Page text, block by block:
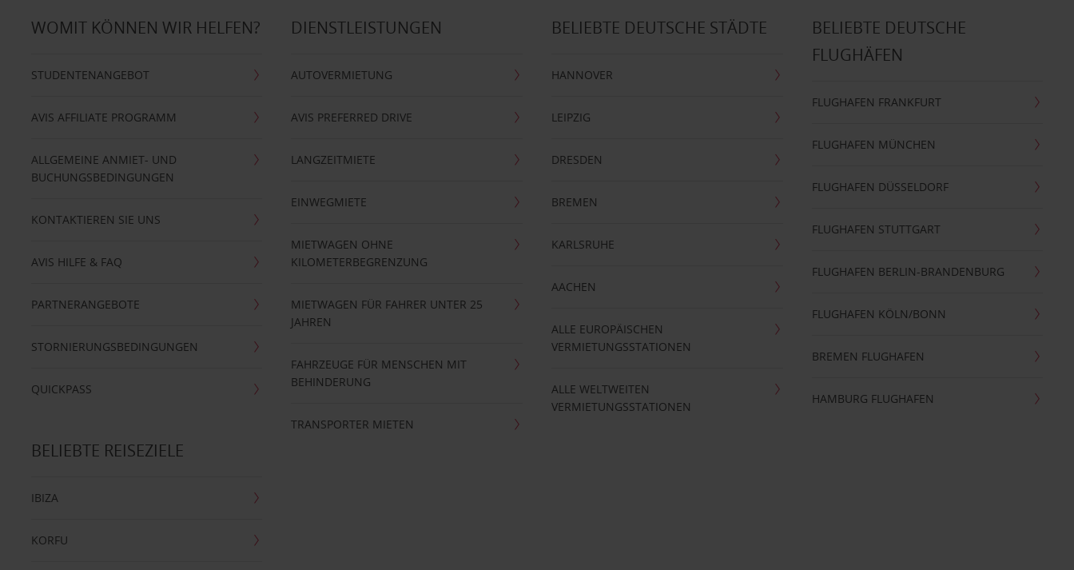
WOMIT KÖNNEN WIR HELFEN?
STUDENTENANGEBOT
AVIS AFFILIATE PROGRAMM
ALLGEMEINE ANMIET- UND
BUCHUNGSBEDINGUNGEN
KONTAKTIEREN SIE UNS
AVIS HILFE & FAQ
PARTNERANGEBOTE
STORNIERUNGSBEDINGUNGEN
QUICKPASS
DIENSTLEISTUNGEN
AUTOVERMIETUNG
AVIS PREFERRED DRIVE
LANGZEITMIETE
EINWEGMIETE
MIETWAGEN OHNE
KILOMETERBEGRENZUNG
MIETWAGEN FÜR FAHRER UNTER 25
JAHREN
FAHRZEUGE FÜR MENSCHEN MIT
BEHINDERUNG
TRANSPORTER MIETEN
BELIEBTE DEUTSCHE STÄDTE
HANNOVER
LEIPZIG
DRESDEN
BREMEN
KARLSRUHE
AACHEN
ALLE EUROPÄISCHEN
VERMIETUNGSSTATIONEN
ALLE WELTWEITEN
VERMIETUNGSSTATIONEN
BELIEBTE DEUTSCHE
FLUGHÄFEN
FLUGHAFEN FRANKFURT
FLUGHAFEN MÜNCHEN
FLUGHAFEN DÜSSELDORF
FLUGHAFEN STUTTGART
FLUGHAFEN BERLIN-BRANDENBURG
FLUGHAFEN KÖLN/BONN
BREMEN FLUGHAFEN
HAMBURG FLUGHAFEN
BELIEBTE REISEZIELE
IBIZA
KORFU